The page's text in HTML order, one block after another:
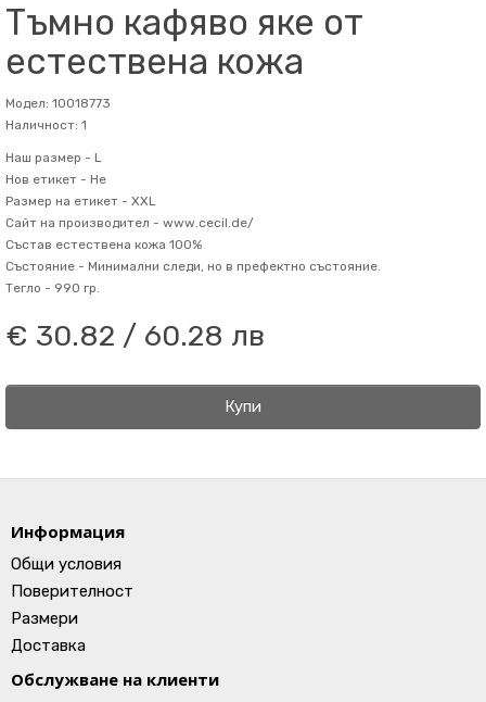
Тъмно кафяво яке от
естествена кожа
Модел: 10018773
Наличност: 1
Наш размер - L
Нов етикет - Не
Размер на етикет - XXL
Сайт на производител - www.cecil.de/
Състав естествена кожа 100%
Състояние - Минимални следи, но в префектно състояние.
Тегло - 990 гр.
€ 30.82 / 60.28 лв
Купи
Информация
Общи условия
Поверителност
Размери
Доставка
Обслужване на клиенти